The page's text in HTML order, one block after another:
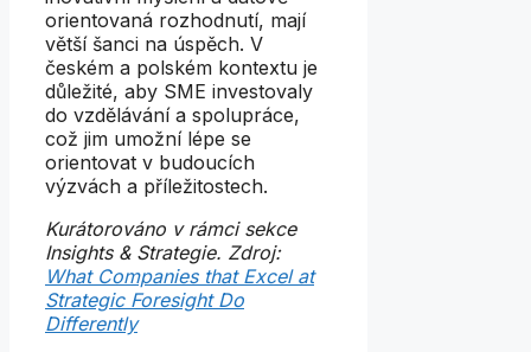
orientovaná rozhodnutí, mají
větší šanci na úspěch. V
českém a polském kontextu je
důležité, aby SME investovaly
do vzdělávání a spolupráce,
což jim umožní lépe se
orientovat v budoucích
výzvách a příležitostech.
Kurátorováno v rámci sekce
Insights & Strategie. Zdroj:
What Companies that Excel at
Strategic Foresight Do
Differently